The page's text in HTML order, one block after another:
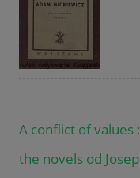
A conflict of
the novels od